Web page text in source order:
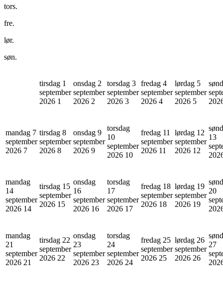
tors.
fre.
lør.
søn.
tirsdag 1
september
2026 1
onsdag 2
september
2026 2
torsdag 3
september
2026 3
fredag 4
september
2026 4
lørdag 5
september
2026 5
mandag 7
september
2026 7
tirsdag 8
september
2026 8
onsdag 9
september
2026 9
torsdag
10
september
2026 10
fredag 11
september
2026 11
lørdag 12
september
2026 12
13
mandag
14
september
2026 14
tirsdag 15
september
2026 15
onsdag
16
september
2026 16
torsdag
17
september
2026 17
fredag 18
september
2026 18
lørdag 19
september
2026 19
20
mandag
21
september
2026 21
tirsdag 22
september
2026 22
onsdag
23
september
2026 23
torsdag
24
september
2026 24
fredag 25
september
2026 25
lørdag 26
september
2026 26
27